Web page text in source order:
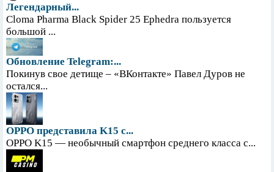
Легендарный...
Cloma Pharma Black Spider 25 Ephedra пользуется
большой ...
Обновление Telegram:...
Покинув свое детище – «ВКонтакте» Павел Дуров не
остался...
OPPO представила K15 с...
OPPO K15 — необычный смартфон среднего класса с...